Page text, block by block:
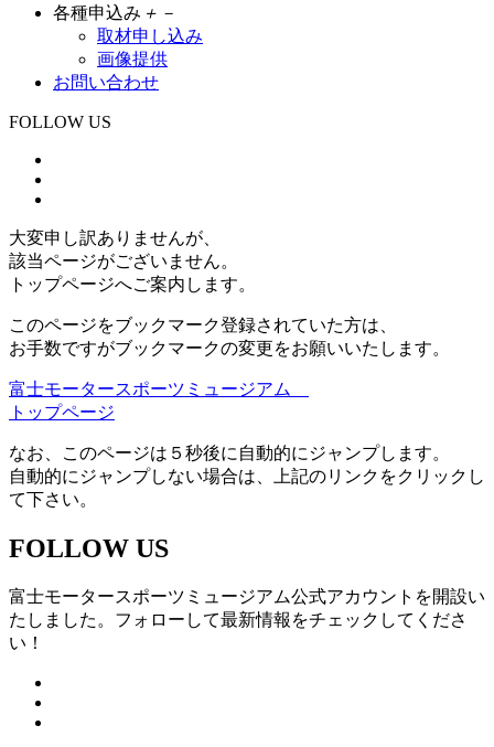
各種申込み ＋ －
取材申し込み
画像提供
お問い合わせ
FOLLOW US
大変申し訳ありませんが、
該当ページがございません。
トップページへご案内します。
このページをブックマーク登録されていた方は、
お手数ですがブックマークの変更をお願いいたします。
富士モータースポーツミュージアム
トップページ
なお、このページは５秒後に自動的にジャンプします。
自動的にジャンプしない場合は、上記のリンクをクリックし
て下さい。
FOLLOW US
富士モータースポーツミュージアム公式アカウントを開設い
たしました。フォローして最新情報をチェックしてくださ
い！